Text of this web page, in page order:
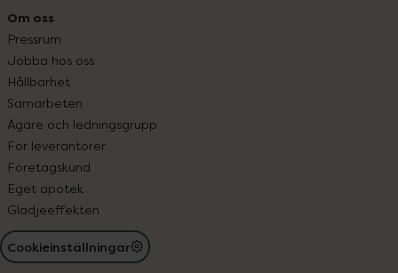
Om oss
Pressrum
Jobba hos oss
Hållbarhet
Samarbeten
Ägare och ledningsgrupp
För leverantörer
Företagskund
Eget apotek
Glädjeeffekten
Cookieinställningar